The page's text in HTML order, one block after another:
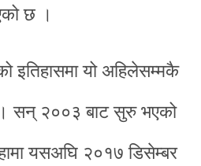
छ ।
इतिहासमा यो अहिलेसम्मकै
। सन् २००३ बाट सुरु भएको
यसअघि २०१७ डिसेम्बर